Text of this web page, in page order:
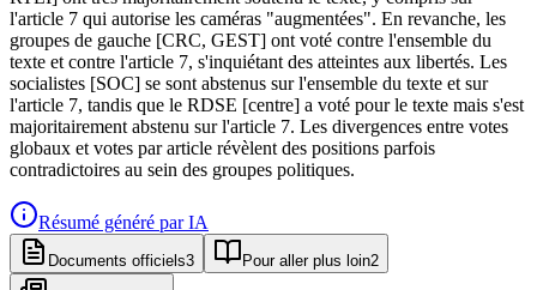
l'article 7 qui autorise les caméras "augmentées". En revanche, les
groupes de gauche [CRC, GEST] ont voté contre l'ensemble du
texte et contre l'article 7, s'inquiétant des atteintes aux libertés. Les
socialistes [SOC] se sont abstenus sur l'ensemble du texte et sur
l'article 7, tandis que le RDSE [centre] a voté pour le texte mais s'est
majoritairement abstenu sur l'article 7. Les divergences entre votes
globaux et votes par article révèlent des positions parfois
contradictoires au sein des groupes politiques.
Résumé généré par IA
Documents officiels3 Pour aller plus loin2